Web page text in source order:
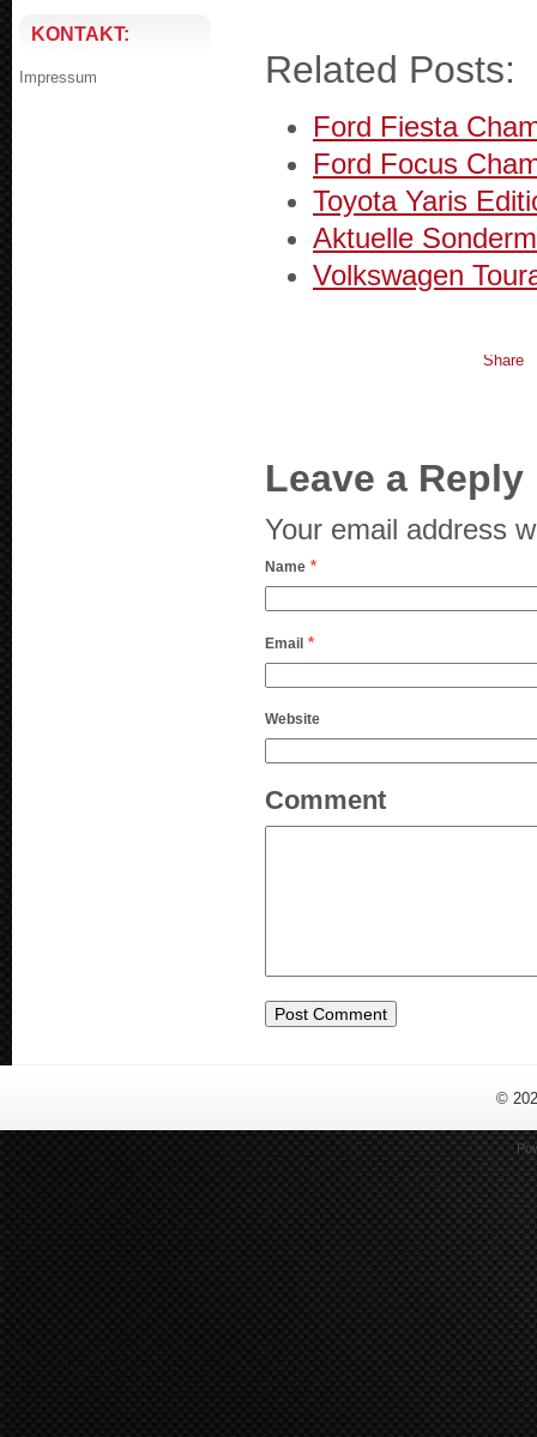
Related Posts:
Ford Fiesta
Ford Focus
Toy­ota Yaris
Aktuelle
Volk­swa­gen
Share
Leave a Reply
Your email address
Name *
Email *
Website
Comment
KONTAKT:
Impres­sum
©